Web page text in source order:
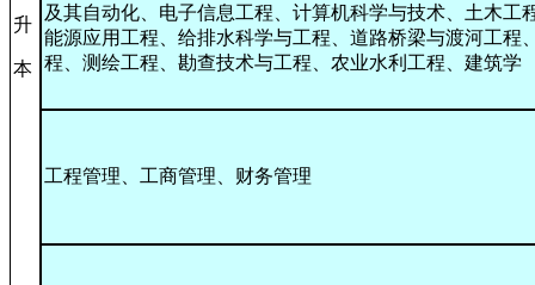
升
本
及其自动化、电子信息工程、计算机科学与技术、土木工
能源应用工程、给排水科学与工程、道路桥梁与渡河工程
程、测绘工程、勘查技术与工程、农业水利工程、建筑学
工程管理、工商管理、财务管理